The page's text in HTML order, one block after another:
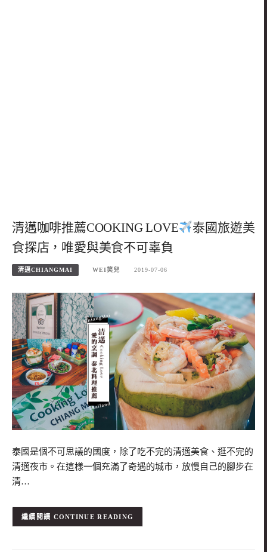
清邁咖啡推薦COOKING LOVE
泰國旅遊美
食探店，唯愛與美食不可辜負
清邁CHIANGMAI WEI笑兒 2019-07-06
泰國是個不可思議的國度，除了吃不完的清邁美食、逛不完的
清邁夜市。在這樣一個充滿了奇遇的城市，放慢自己的腳步在
清…
CONTINUE READING